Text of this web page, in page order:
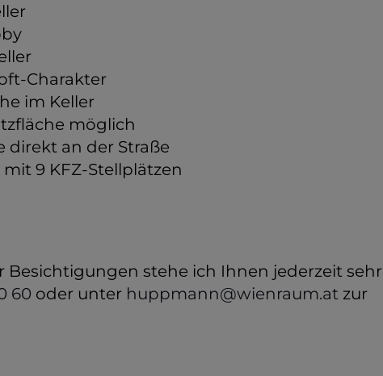
Charakter
im Keller
möglich
direkt an der Straße
9 KFZ-Stellplätzen
Besichtigungen stehe ich Ihnen jederzeit sehr
60 oder unter huppmann@wienraum.at zur